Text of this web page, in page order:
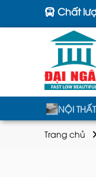
Chất
NỘI
Trang chủ